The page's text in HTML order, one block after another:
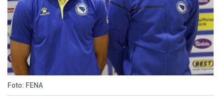
Foto: FENA